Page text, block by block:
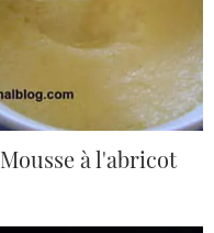
Mousse à l'abricot